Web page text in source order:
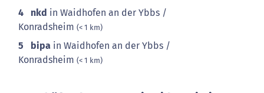
4 nkd in Waidhofen an der Ybbs /
Konradsheim (< 1 km)
5 bipa in Waidhofen an der Ybbs /
Konradsheim (< 1 km)